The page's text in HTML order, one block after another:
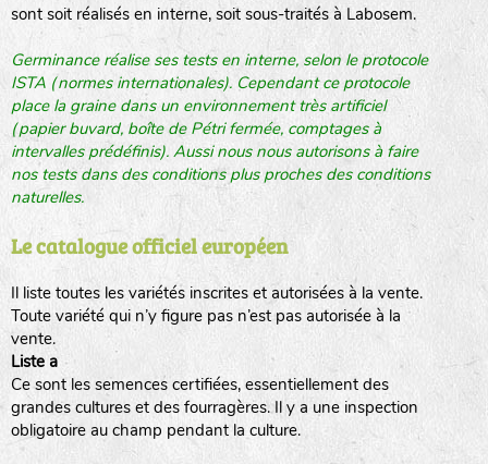
sont soit réalisés en interne, soit sous-traités à Labosem.
Germinance réalise ses tests en interne, selon le protocole
ISTA (normes internationales). Cependant ce protocole
place la graine dans un environnement très artificiel
(papier buvard, boîte de Pétri fermée, comptages à
intervalles prédéfinis). Aussi nous nous autorisons à faire
nos tests dans des conditions plus proches des conditions
naturelles.
Le catalogue officiel européen
Il liste toutes les variétés inscrites et autorisées à la vente.
Toute variété qui n’y figure pas n’est pas autorisée à la
vente.
Liste a
Ce sont les semences certifiées, essentiellement des
grandes cultures et des fourragères. Il y a une inspection
obligatoire au champ pendant la culture.